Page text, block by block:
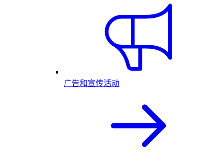
广告和宣传活动